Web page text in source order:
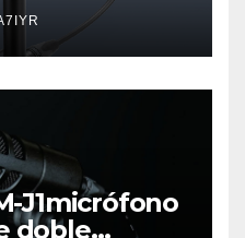
J1micrófono
doble